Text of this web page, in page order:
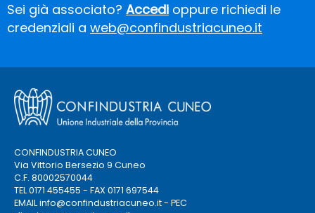
Sei già associato? Accedi oppure richiedi le
credenziali a web@confindustriacuneo.it
CONFINDUSTRIA CUNEO
Via Vittorio Bersezio 9 Cuneo
C.F. 80002570044
TEL 0171 455455 - FAX 0171 697544
EMAILinfo@confindustriacuneo.it- PEC